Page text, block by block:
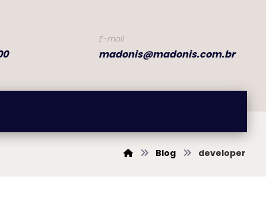
E-mail
madonis@madonis.com.br
Blog developer